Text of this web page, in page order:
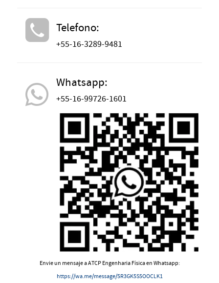
Telefono:
+55-16-3289-9481
Whatsapp:
+55-16-99726-1601
Envie un mensaje a ATCP Engenharia Física en Whatsapp:
https://wa.me/message/5R3GK5S5OOCLK1